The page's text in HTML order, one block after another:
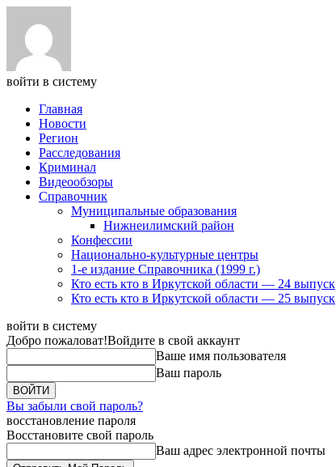
войти в систему
Главная
Новости
Регион
Расследования
Криминал
Видеообзоры
Справочник
Муниципальные образования
Нижнеилимский район
Конфессии
Национально-культурные центры
1-е издание Справочника (1999 г.)
Кто есть кто в Иркутской области — 24 выпуск
Кто есть кто в Иркутской области — 25 выпуск
войти в систему
Добро пожаловат!Войдите в свой аккаунт
Ваше имя пользователя
Ваш пароль
Вы забыли свой пароль?
восстановление пароля
Восстановите свой пароль
Ваш адрес электронной почты